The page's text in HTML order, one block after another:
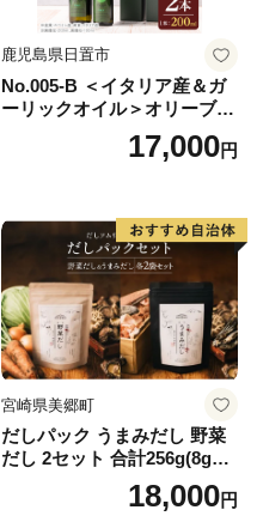
鹿児島県日置市
No.005-B ＜イタリア産＆ガ
ーリックオイル＞オリーブオ
イルセット(200ml×2本) 日置
市 特産品 調味料 油 エキスト
ブ】
17,000円
宮崎県美郷町
だしパック うまみだし 野菜
だし 2セット 合計256g(8g×8
パック×2種×2セット) [岡田商
店 宮崎県 美郷町 31ac0069]
18,000円